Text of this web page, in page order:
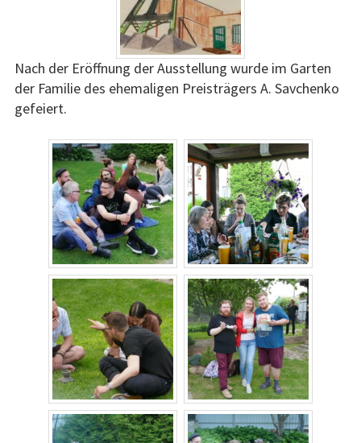
Nach der Eröffnung der Ausstellung wurde im Garten
der Familie des ehemaligen Preisträgers A. Savchenko
gefeiert.